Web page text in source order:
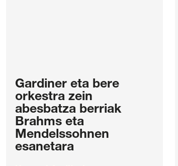
Gardiner eta bere
orkestra zein
abesbatza berriak
Brahms eta
Mendelssohnen
esanetara